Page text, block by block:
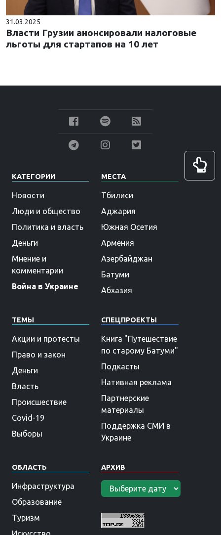
31.03.2025
Власти Грузии анонсировали налоговые
льготы для стартапов на 10 лет
КАТЕГОРИИ
Новости
Люди и общество
Политика и власть
Деньги
Мнение и
комментарии
Война в Украине
МЕСТА
Тбилиси
Аджария
Южная Осетия
Армения
Азербайджан
Батуми
Абхазия
ТЕМЫ
Акции и протесты
Право и закон
Деньги
Власть
Происшествие
Covid-19
Выборы
СПЕЦПРОЕКТЫ
Книга "Путешествие
по старому Батуми"
Подкасты
Нативная реклама
Партнерские
материалы
Поддержка СМИ в
Украине
ОБЛАСТЬ
Инфраструктура
Образование
Туризм
АРХИВ